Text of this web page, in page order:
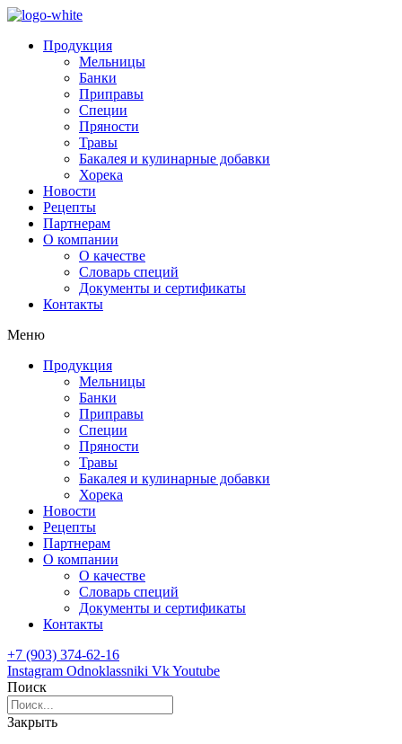
Продукция
Мельницы
Банки
Приправы
Специи
Пряности
Травы
Бакалея и кулинарные добавки
Хорека
Новости
Рецепты
Партнерам
О компании
О качестве
Словарь специй
Документы и сертификаты
Контакты
Меню
Продукция
Мельницы
Банки
Приправы
Специи
Пряности
Травы
Бакалея и кулинарные добавки
Хорека
Новости
Рецепты
Партнерам
О компании
О качестве
Словарь специй
Документы и сертификаты
Контакты
+7 (903) 374-62-16
Instagram Odnoklassniki VkYoutube
Поиск
Закрыть